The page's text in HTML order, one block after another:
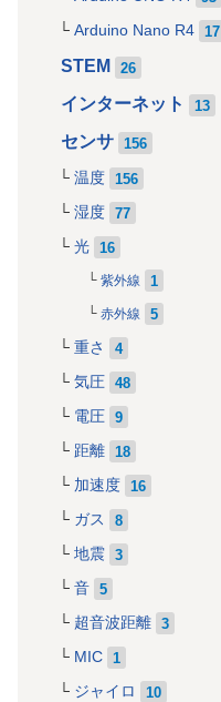
Arduino Nano R4 17
STEM 26
インターネット 13
センサ 156
温度 156
湿度 77
光 16
紫外線 1
赤外線 5
重さ 4
気圧 48
電圧 9
距離 18
加速度 16
ガス 8
地震 3
音 5
超音波距離 3
MIC 1
ジャイロ 10